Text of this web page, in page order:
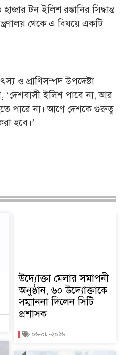
টন ইলিশ রপ্তানির সিদ্ধান্ত
থেকে এ বিষয়ে একটি
ও প্রাণিসম্পদ উপদেষ্টা
ইলিশ পাবে না, আর
পারে না। আগে দেশকে গুরুত্ব
হবে।’
উদ্যোক্তা মেলার সমাপনী
অনুষ্ঠান, ৬০ উদ্যোক্তাকে
সম্মাননা দিলেন সিটি
প্রশাসক
০৬-০৮-২০২৬